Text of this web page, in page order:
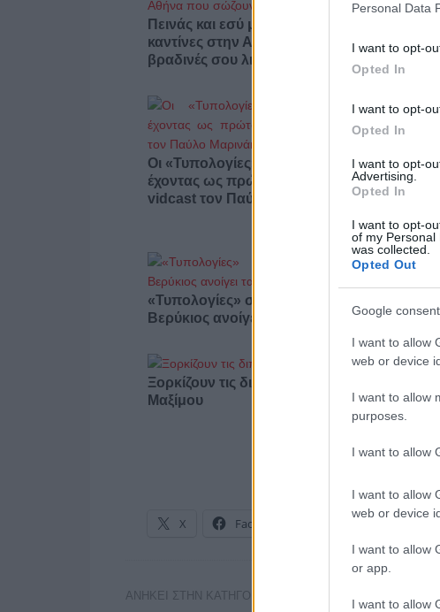
Personal Data
I want to opt-
Opted In
I want to opt-
Opted In
I want to opt-
Advertising.
Opted In
I want to opt-
of my Personal
was collected.
Opted Out
Google
I want to allow
web or device
I want to allow
purposes.
I want to allow
I want to allow
web or device
I want to allow
or app.
I want to allow
Πεινάς και εσύ μετά το ξενύχτι; 5
καντίνες στην Αθήνα που σώζουν τις
βραδινές σου λιγούρες
Οι «Τυπολογίες» περνούν στην εικόνα,
έχοντας ως πρώτο καλεσμένο στο νέο
vidcast τον Παύλο Μαρινάκη
«Τυπολογίες» στο YouTube: Ο Δήμος
Βερύκιος ανοίγει τα χαρτιά του – Vidcast
Ξορκίζουν τις διπλές εκλογές στο
Μαξίμου
X Facebook
ΑΝΗΚΕΙ ΣΤΗΝ ΚΑΤΗΓΟΡΙΑ: